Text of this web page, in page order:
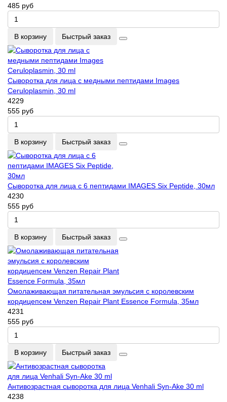
485 руб
В корзину Быстрый заказ
Сыворотка для лица с медными пептидами Images
Ceruloplasmin, 30 ml
4229
555 руб
В корзину Быстрый заказ
Сыворотка для лица с 6 пептидами IMAGES Six Peptide, 30мл
4230
555 руб
В корзину Быстрый заказ
Омолаживающая питательная эмульсия с королевским
кордицепсем Venzen Repair Plant Essence Formula, 35мл
4231
555 руб
В корзину Быстрый заказ
Антивозрастная сыворотка для лица Venhali Syn-Ake 30 ml
4238